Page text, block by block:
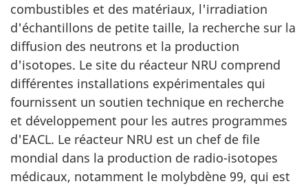
combustibles et des matériaux, l'irradiation
d'échantillons de petite taille, la recherche sur la
diffusion des neutrons et la production
d'isotopes. Le site du réacteur NRU comprend
différentes installations expérimentales qui
fournissent un soutien technique en recherche
et développement pour les autres programmes
d'EACL. Le réacteur NRU est un chef de file
mondial dans la production de radio-isotopes
médicaux, notamment le molybdène 99, qui est